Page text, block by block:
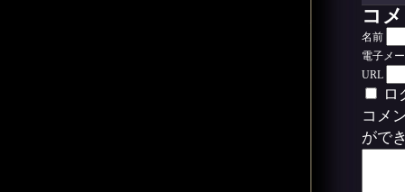
コ
名前
電子メ
URL
ロ
コメ
がで